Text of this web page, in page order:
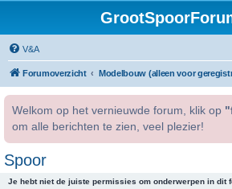
V&A
Forumoverzicht Modelbouw (alleen voor
Welkom op het vernieuwde forum, klik op
om alle berichten te zien, veel plezier!
Spoor
Je hebt niet de juiste permissies om onderwerpen in dit